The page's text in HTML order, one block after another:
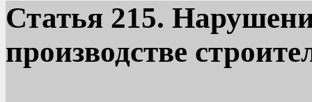
Статья 215.
производстве